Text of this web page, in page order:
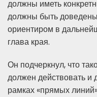
должны иметь
должны быть
ориентиром в
глава края.
Он подчеркнул, что
должен действовать
рамках «прямых